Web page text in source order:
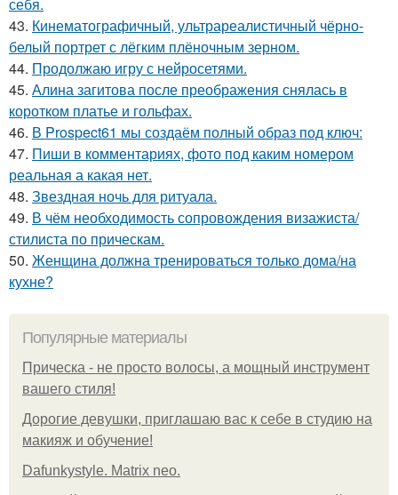
43. Кинематографичный, ультрареалистичный чёрно-
белый портрет с лёгким плёночным зерном.
44. Продолжаю игру с нейросетями.
45. Алина загитова после преображения снялась в
коротком платье и гольфах.
46. В Prospect61 мы создаём полный образ под ключ:
47. Пиши в комментариях, фото под каким номером
реальная а какая нет.
48. Звездная ночь для ритуала.
49. В чём необходимость сопровождения визажиста/
стилиста по прическам.
50. Женщина должна тренироваться только дома/на
кухне?
Популярные материалы
Прическа - не просто волосы, а мощный инструмент
вашего стиля!
Дорогие девушки, приглашаю вас к себе в студию на
макияж и обучение!
Dafunkystyle. Matrix neo.